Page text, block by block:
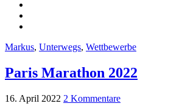
Markus, Unterwegs, Wettbewerbe
Paris Marathon 2022
16. April 2022 2 Kommentare